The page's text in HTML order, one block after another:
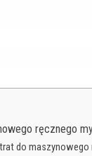
ręcznego
do maszynowego